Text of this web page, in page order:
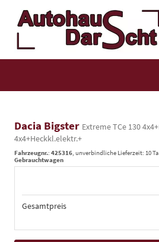
Dacia Bigster Extreme TCe 130
4x4+Heckkl.elektr.+
Fahrzeugnr.: 425316 , unverbindliche Lieferzeit: 10
Gebrauchtwagen
Gesamtpreis